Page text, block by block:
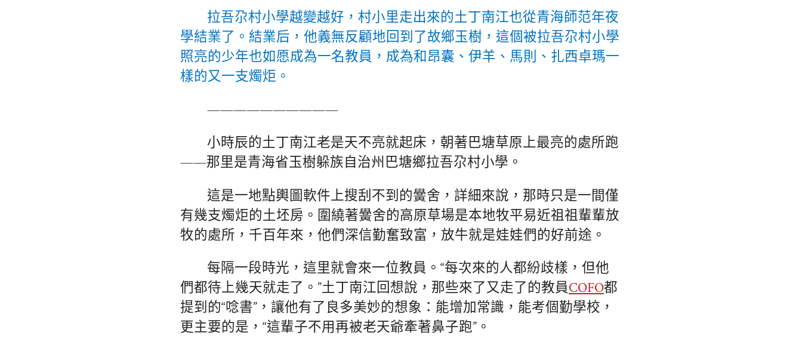
拉吾尕村小學越變越好，村小里走出來的土丁南江也從青海師范年夜
學結業了。結業后，他義無反顧地回到了故鄉玉樹，這個被拉吾尕村小學
照亮的少年也如愿成為一名教員，成為和昂囊、伊羊、馬則、扎西卓瑪一
樣的又一支燭炬。
——————————
小時辰的土丁南江老是天不亮就起床，朝著巴塘草原上最亮的處所跑
——那里是青海省玉樹躲族自治州巴塘鄉拉吾尕村小學。
這是一地點輿圖軟件上搜刮不到的黌舍，詳細來說，那時只是一間僅
有幾支燭炬的土坯房。圍繞著黌舍的高原草場是本地牧平易近祖祖輩輩放
牧的處所，千百年來，他們深信勤奮致富，放牛就是娃娃們的好前途。
每隔一段時光，這里就會來一位教員。“每次來的人都紛歧樣，但他
們都待上幾天就走了。”土丁南江回想說，那些來了又走了的教員COFO都
提到的“唸書”，讓他有了良多美妙的想象：能增加常識，能考個勤學校，
更主要的是，“這輩子不用再被老天爺牽著鼻子跑”。